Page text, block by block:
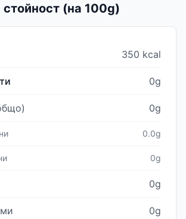
(на 100g)
350 kcal
0g
0g
0.0g
0g
0g
0g